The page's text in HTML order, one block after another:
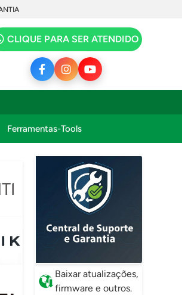
CLIQUE PARA SER ATENDIDO
Ferramentas-Tools
Baixar atualizações,
firmware e outros.